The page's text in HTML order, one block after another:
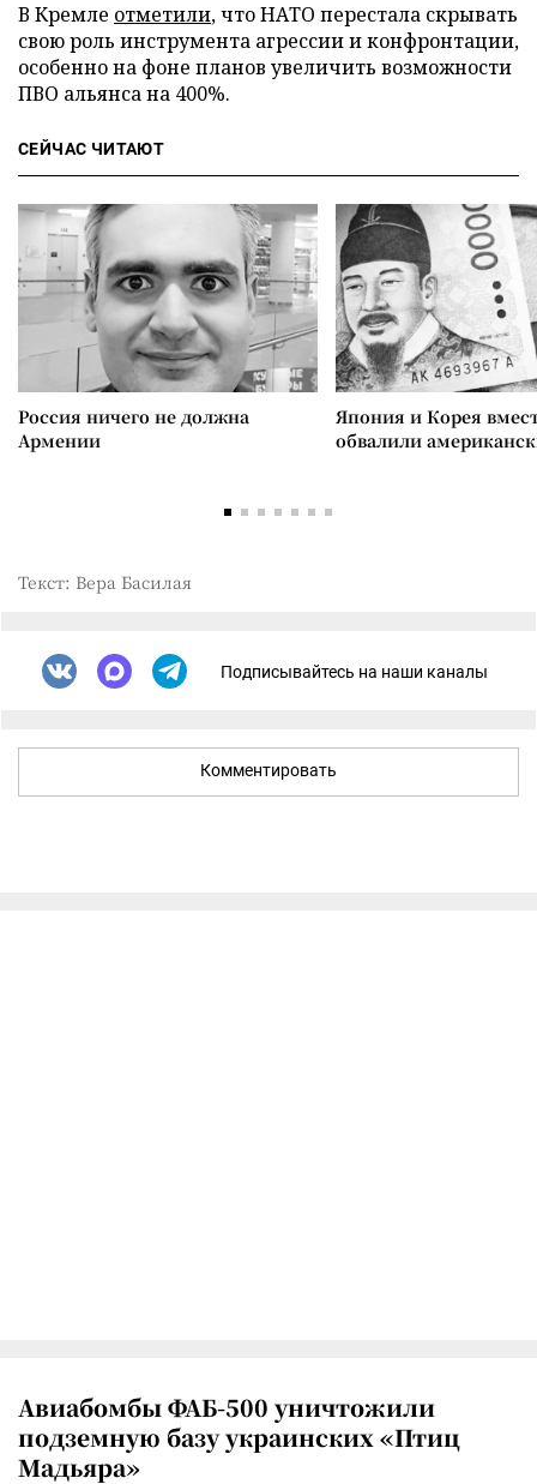
В Кремле отметили, что НАТО перестала скрывать
свою роль инструмента агрессии и конфронтации,
особенно на фоне планов увеличить возможности
ПВО альянса на 400%.
СЕЙЧАС ЧИТАЮТ
Россия ничего не должна
Армении
Япония и Корея
обвалили
Текст: Вера Басилая
Подписывайтесь на наши каналы
Комментировать
Авиабомбы ФАБ-500 уничтожили
подземную базу украинских «Птиц
Мадьяра»